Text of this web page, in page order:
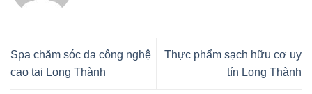
Spa chăm sóc da công nghệ
cao tại Long Thành
Thực phẩm sạch hữu cơ uy
tín Long Thành